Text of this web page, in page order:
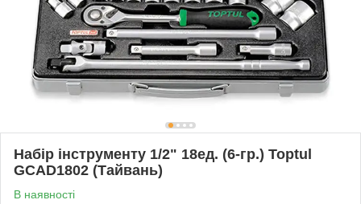
Набір інструменту 1/2" 18ед. (6-гр.) Toptul
GCAD1802 (Тайвань)
В наявності